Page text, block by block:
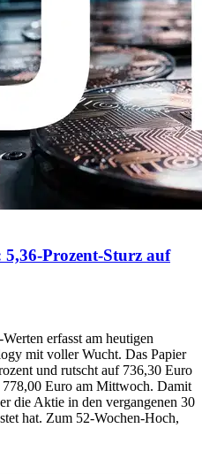
Prozent-Sturz auf
erfasst am heutigen
mit voller Wucht. Das Papier
und rutscht auf 736,30 Euro
778,00 Euro am Mittwoch. Damit
die Aktie in den vergangenen 30
hat. Zum 52-Wochen-Hoch,